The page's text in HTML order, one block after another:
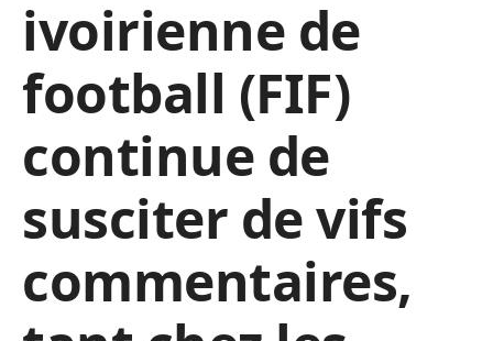
ivoirienne de
football (FIF)
continue de
susciter de vifs
commentaires,